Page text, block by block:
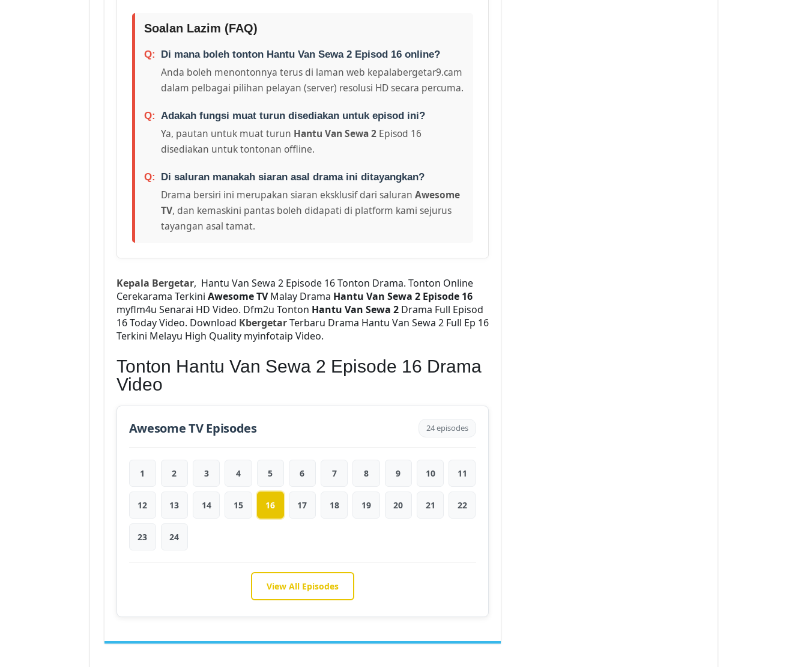
Soalan Lazim (FAQ)
Di mana boleh tonton Hantu Van Sewa 2 Episod 16 online?
Anda boleh menontonnya terus di laman web kepalabergetar9.cam
dalam pelbagai pilihan pelayan (server) resolusi HD secara percuma.
Adakah fungsi muat turun disediakan untuk episod ini?
Ya, pautan untuk muat turun Hantu Van Sewa 2Episod 16
disediakan untuk tontonan offline.
Di saluran manakah siaran asal drama ini ditayangkan?
Drama bersiri ini merupakan siaran eksklusif dari saluran Awesome
TV, dan kemaskini pantas boleh didapati di platform kami sejurus
tayangan asal tamat.
Kepala Bergetar, Hantu Van Sewa 2 Episode 16 Tonton Drama. Tonton Online
Cerekarama Terkini Awesome TVMalay Drama Hantu Van Sewa 2 Episode 16
myflm4u Senarai HD Video. Dfm2u Tonton Hantu Van Sewa 2Drama Full Episod
16 Today Video. Download KbergetarTerbaru Drama Hantu Van Sewa 2 Full Ep 16
Terkini Melayu High Quality myinfotaip Video.
Tonton Hantu Van Sewa 2 Episode 16 Drama
Video
Awesome TV Episodes 24 episodes
1 2 3 4 5 6 7 8 9 10 11
12 13 14 15 16 17 18 19 20 21 22
23 24
View All Episodes